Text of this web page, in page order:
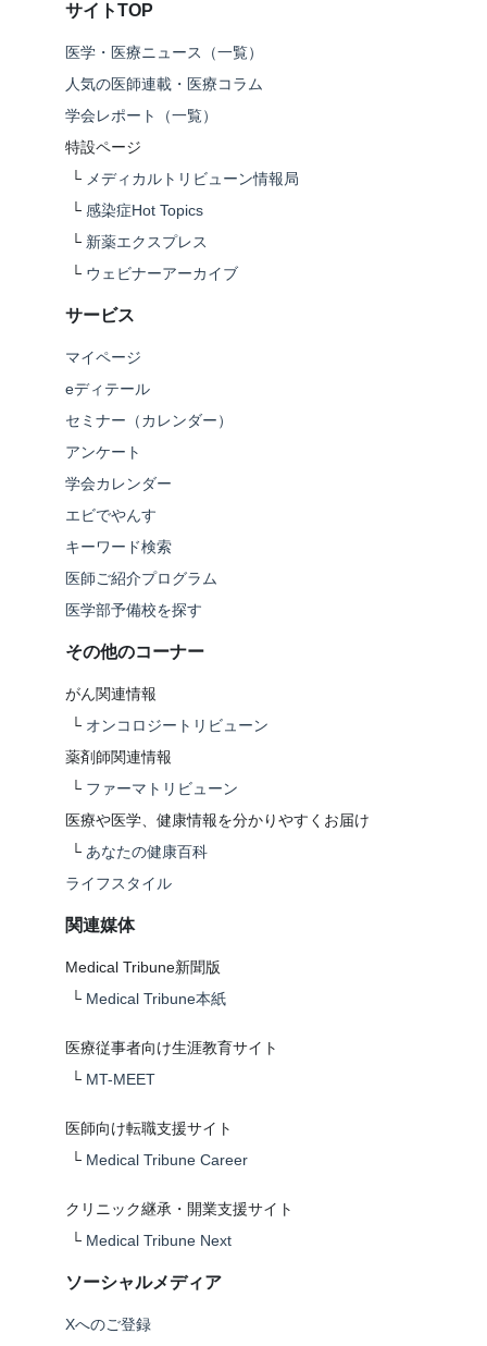
サイトTOP
医学・医療ニュース（一覧）
人気の医師連載・医療コラム
学会レポート（一覧）
特設ページ
└ メディカルトリビューン情報局
└ 感染症Hot Topics
└ 新薬エクスプレス
└ ウェビナーアーカイブ
サービス
マイページ
eディテール
セミナー（カレンダー）
アンケート
学会カレンダー
エビでやんす
キーワード検索
医師ご紹介プログラム
医学部予備校を探す
その他のコーナー
がん関連情報
└ オンコロジートリビューン
薬剤師関連情報
└ ファーマトリビューン
医療や医学、健康情報を分かりやすくお届け
└ あなたの健康百科
ライフスタイル
関連媒体
Medical Tribune新聞版
└ Medical Tribune本紙
医療従事者向け生涯教育サイト
└ MT-MEET
医師向け転職支援サイト
└ Medical Tribune Career
クリニック継承・開業支援サイト
└ Medical Tribune Next
ソーシャルメディア
Xへのご登録